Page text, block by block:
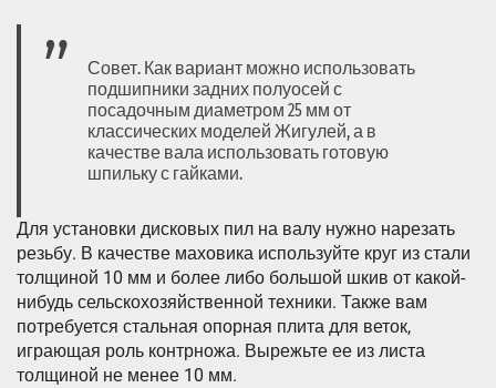
Совет. Как вариант можно использовать
подшипники задних полуосей с
посадочным диаметром 25 мм от
классических моделей Жигулей, а в
качестве вала использовать готовую
шпильку с гайками.
Для установки дисковых пил на валу нужно нарезать
резьбу. В качестве маховика используйте круг из стали
толщиной 10 мм и более либо большой шкив от какой-
нибудь сельскохозяйственной техники. Также вам
потребуется стальная опорная плита для веток,
играющая роль контрножа. Вырежьте ее из листа
толщиной не менее 10 мм.